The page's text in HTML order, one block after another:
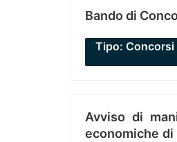
Bando di
Tipo: Concorsi
Avviso di
economiche di